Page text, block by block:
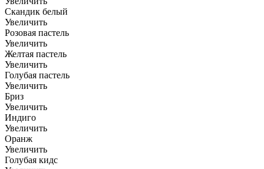
Скандик белый
Увеличить
Розовая пастель
Увеличить
Желтая пастель
Увеличить
Голубая пастель
Увеличить
Бриз
Увеличить
Индиго
Увеличить
Оранж
Увеличить
Голубая кидс